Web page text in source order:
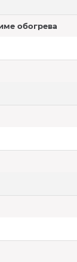
обогрева